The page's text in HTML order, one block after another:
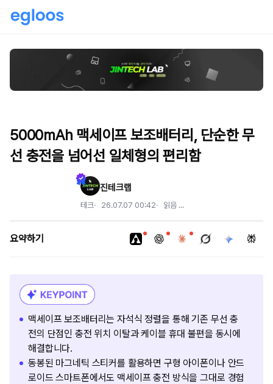
5000mAh 맥세이프 보조배터리, 단순한 무
선 충전을 넘어선 일체형의 편리함
진테크랩
테크 26.07.07 00:42 읽음 ...
요약하기
맥세이프 보조배터리는 자석식 정렬을 통해 기존 무선 충
전의 단점인 충전 위치 이탈과 케이블 휴대 불편을 동시에
해결합니다.
동봉된 마그네틱 스티커를 활용하면 구형 아이폰이나 안드
로이드 스마트폰에서도 맥세이프 충전 방식을 그대로 경험